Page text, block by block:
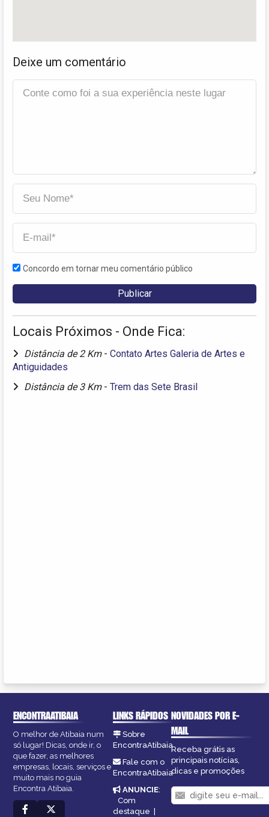
Deixe um comentário
Concordo em tornar meu comentário público
Locais Próximos - Onde Fica:
Distância de 2 Km - Contato Artes Galeria de Artes e
Antiguidades
Distância de 3 Km - Trem das Sete Brasil
ENCONTRAATIBAIA
O melhor de Atibaia num
só lugar! Dicas, onde ir, o
que fazer, as melhores
empresas, locais, serviços e
muito mais no guia
Encontra Atibaia.
LINKS RÁPIDOS
Sobre
EncontraAtibaia
Fale com o
EncontraAtibaia
ANUNCIE:
Com
destaque
NOVIDADES POR E-
MAIL
Receba grátis as
principais notícias,
dicas e promoções